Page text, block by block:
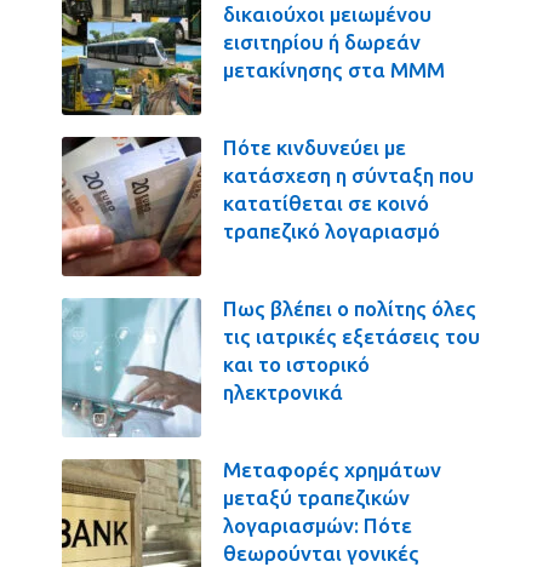
δικαιούχοι μειωμένου
εισιτηρίου ή δωρεάν
μετακίνησης στα ΜΜΜ
Πότε κινδυνεύει με
κατάσχεση η σύνταξη που
κατατίθεται σε κοινό
τραπεζικό λογαριασμό
Πως βλέπει ο πολίτης όλες
τις ιατρικές εξετάσεις του
και το ιστορικό
ηλεκτρονικά
Μεταφορές χρημάτων
μεταξύ τραπεζικών
λογαριασμών: Πότε
θεωρούνται γονικές